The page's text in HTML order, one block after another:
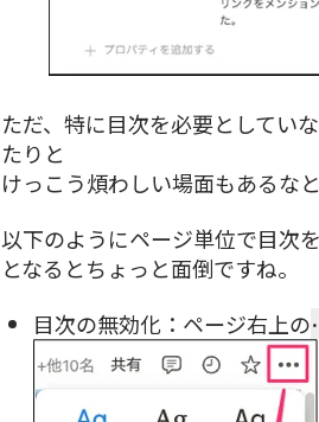
ただ、特に目次を必要としてい
たりと
けっこう煩わしい場面もあるなと
以下のようにページ単位で目次
となるとちょっと面倒ですね。
目次の無効化：ページ右上の